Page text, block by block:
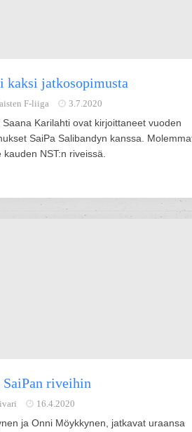
kaksi jatkosopimusta
F-liiga 3.7.2020
Saana Karilahti ovat kirjoittaneet vuoden
SaiPa Salibandyn kanssa.
NST:n riveissä.
riveihin
16.4.2020
ja Onni Möykkynen, jatkavat uraansa